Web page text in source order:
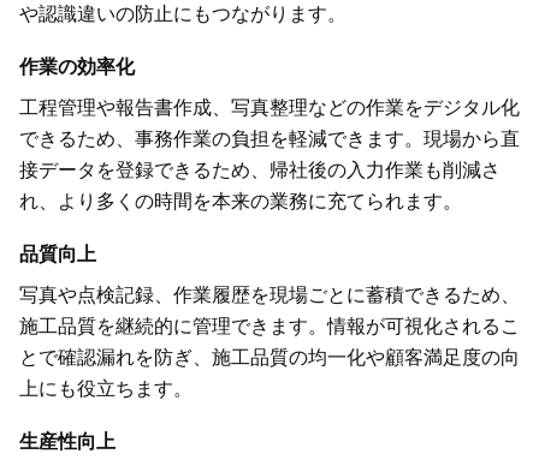
や認識違いの防止にもつながります。
作業の効率化
工程管理や報告書作成、写真整理などの作業をデジタル化
できるため、事務作業の負担を軽減できます。現場から直
接データを登録できるため、帰社後の入力作業も削減さ
れ、より多くの時間を本来の業務に充てられます。
品質向上
写真や点検記録、作業履歴を現場ごとに蓄積できるため、
施工品質を継続的に管理できます。情報が可視化されるこ
とで確認漏れを防ぎ、施工品質の均一化や顧客満足度の向
上にも役立ちます。
生産性向上